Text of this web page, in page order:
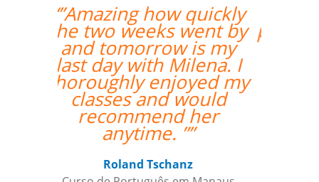
“”Nos aprovamos o
professor Djalma com
louvor. ””
Edna Ribeiro Hernandez Martin
Curso de Japonês em Juiz de Fora